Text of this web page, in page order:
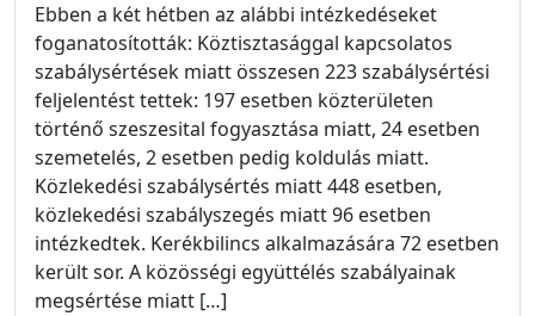
Ebben a két hétben az alábbi intézkedéseket
foganatosították: Köztisztasággal kapcsolatos
szabálysértések miatt összesen 223 szabálysértési
feljelentést tettek: 197 esetben közterületen
történő szeszesital fogyasztása miatt, 24 esetben
szemetelés, 2 esetben pedig koldulás miatt.
Közlekedési szabálysértés miatt 448 esetben,
közlekedési szabályszegés miatt 96 esetben
intézkedtek. Kerékbilincs alkalmazására 72 esetben
került sor. A közösségi együttélés szabályainak
megsértése miatt […]